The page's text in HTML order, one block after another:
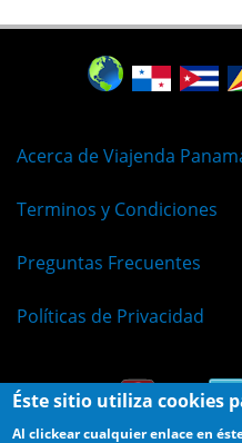
Acerca de Viajenda
Terminos y Condiciones
Preguntas Frecuentes
Políticas de Privacidad
Éste sitio utiliza cookies
Al clickear cualquier enlace en